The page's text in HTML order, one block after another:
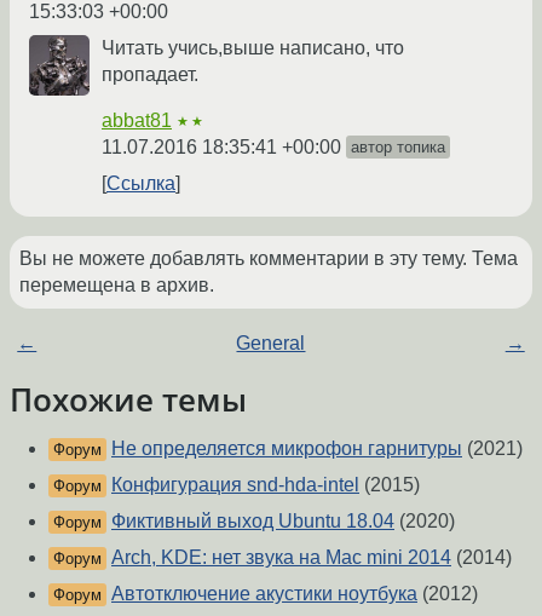
15:33:03 +00:00
Читать учись,выше написано, что
пропадает.
abbat81 ★★
11.07.2016 18:35:41 +00:00 автор топика
Ссылка
Вы не можете добавлять комментарии в эту тему. Тема
перемещена в архив.
← General →
Похожие темы
Форум Не определяется микрофон гарнитуры (2021)
Форум Конфигурация snd-hda-intel (2015)
Форум Фиктивный выход Ubuntu 18.04 (2020)
Форум Arch, KDE: нет звука на Mac mini 2014 (2014)
Форум Автотключение акустики ноутбука (2012)